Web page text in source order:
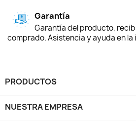
Garantía
Garantía del producto,
comprado. Asistencia y ayuda en
PRODUCTOS
NUESTRA EMPRESA